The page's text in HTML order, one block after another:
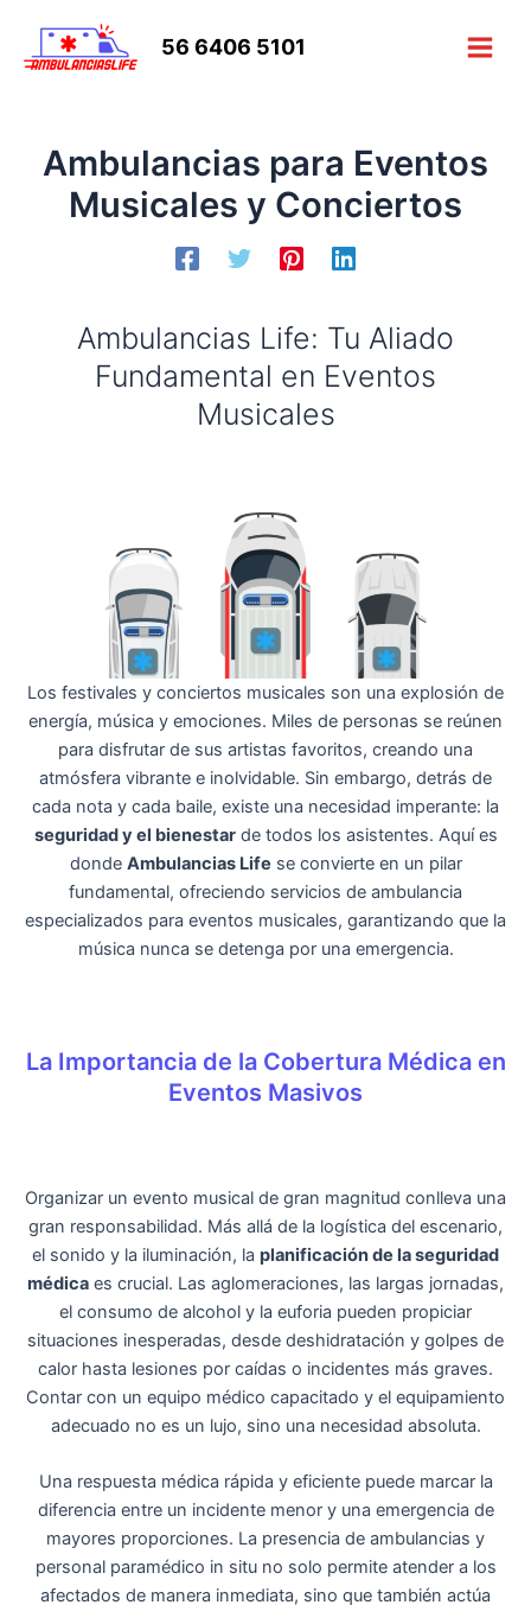
contenido
56 6406 5101
Main
Ambulancias para Eventos
Musicales y Conciertos
Ambulancias Life: Tu Aliado
Fundamental en Eventos
Musicales
Los festivales y conciertos musicales son una explosión de
energía, música y emociones. Miles de personas se reúnen
para disfrutar de sus artistas favoritos, creando una
atmósfera vibrante e inolvidable. Sin embargo, detrás de
cada nota y cada baile, existe una necesidad imperante: la
seguridad y el bienestarde todos los asistentes. Aquí es
donde Ambulancias Life se convierte en un pilar
fundamental, ofreciendo servicios de ambulancia
especializados para eventos musicales, garantizando que la
música nunca se detenga por una emergencia.
La Importancia de la Cobertura Médica en
Eventos Masivos
Organizar un evento musical de gran magnitud conlleva una
gran responsabilidad. Más allá de la logística del escenario,
el sonido y la iluminación, la planificación de la seguridad
médica es crucial. Las aglomeraciones, las largas jornadas,
el consumo de alcohol y la euforia pueden propiciar
situaciones inesperadas, desde deshidratación y golpes de
calor hasta lesiones por caídas o incidentes más graves.
Contar con un equipo médico capacitado y el equipamiento
adecuado no es un lujo, sino una necesidad absoluta.
Una respuesta médica rápida y eficiente puede marcar la
diferencia entre un incidente menor y una emergencia de
mayores proporciones. La presencia de ambulancias y
personal paramédico in situ no solo permite atender a los
afectados de manera inmediata, sino que también actúa